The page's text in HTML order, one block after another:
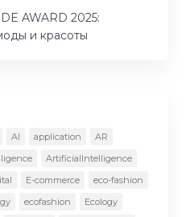
AWARD 2025:
и красоты
AI application
AR
ArtificialIntelligence
E-commerce
eco-fashion
ecofashion
Ecology